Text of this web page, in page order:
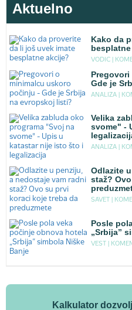
Aktuelno
Kako da
VODIC |
Gde je
ANALIZA |
Velika
svome" -
ANALIZA |
Odlazite
staž?
SAVET |
Posle
„Srbija”
VEST |
Kalkulator